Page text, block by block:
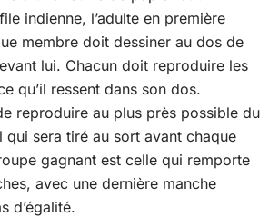
indienne, l’adulte en première
membre doit dessiner au dos de
lui. Chacun doit reproduire les
qu’il ressent dans son dos.
reproduire au plus près possible du
qui sera tiré au sort avant chaque
gagnant est celle qui remporte
avec une dernière manche
d’égalité.